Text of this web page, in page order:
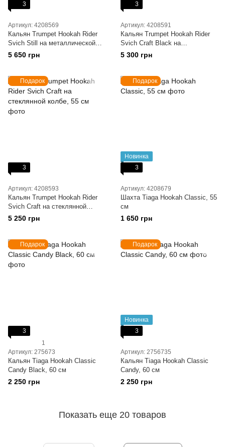
3
Артикул: 4208569
Кальян Trumpet Hookah Rider
Svich Still на металлической
колбе, 55 см
5 650 грн
3
Артикул: 4208591
Кальян Trumpet Hookah Rider
Svich Craft Black на
стеклянной колбе, 55 см
5 300 грн
Подарок
3
Артикул: 4208593
Кальян Trumpet Hookah Rider
Svich Craft на стеклянной
колбе, 55 см
5 250 грн
Подарок
Новинка
3
Артикул: 4208679
Шахта Tiaga Hookah Classic, 55
см
1 650 грн
Подарок
3
1
Артикул: 275673
Кальян Tiaga Hookah Classic
Candy Black, 60 см
2 250 грн
Подарок
Новинка
3
Артикул: 2756735
Кальян Tiaga Hookah Classic
Candy, 60 см
2 250 грн
Показать еще 20 товаров